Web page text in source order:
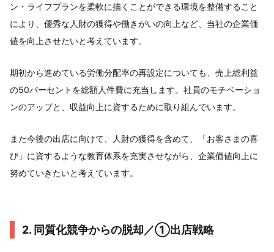
ン・ライフプランを柔軟に描くことができる環境を整備すること
により、優秀な人財の獲得や働きがいの向上など、当社の企業価
値を向上させたいと考えています。
期初から進めている労働分配率の再設定についても、売上総利益
の50パーセントを総額人件費に充当します。社員のモチベーショ
ンのアップと、収益向上に資するために取り組んでいます。
また今後の出店に向けて、人財の獲得を含めて、「お客さまの喜
び」に資するような教育体系を充実させながら、企業価値向上に
努めていきたいと考えています。
2. 同質化競争からの脱却／①出店戦略